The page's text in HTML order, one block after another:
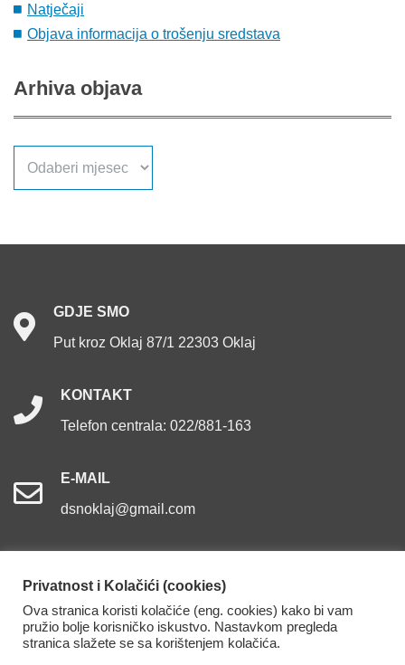
Natječaji
Objava informacija o trošenju sredstava
Arhiva objava
GDJE SMO
Put kroz Oklaj 87/1 22303 Oklaj
KONTAKT
Telefon centrala: 022/881-163
E-MAIL
dsnoklaj@gmail.com
Dom za starije osobe Oklaj. Sva prava pridržana.
Izjava o pristupačnosti
Privatnost i Kolačići (cookies)
Ova stranica koristi kolačiće (eng. cookies) kako bi vam
pružio bolje korisničko iskustvo. Nastavkom pregleda
stranica slažete se sa korištenjem kolačića.